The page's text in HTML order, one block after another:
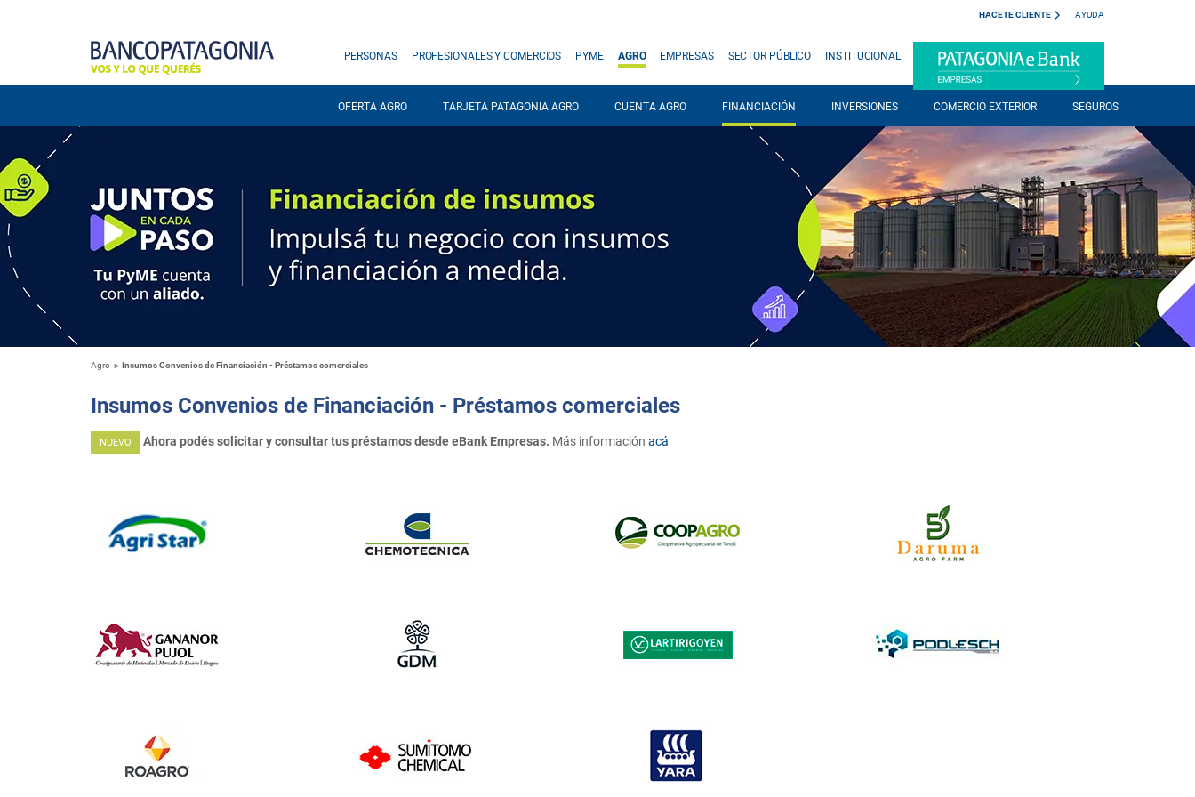
HACETE CLIENTE AYUDA
PERSONAS PROFESIONALES Y COMERCIOS PYME AGRO EMPRESAS SECTOR PÚBLICO INSTITUCIONAL
OFERTA AGRO TARJETA PATAGONIA AGRO CUENTA AGRO FINANCIACIÓN INVERSIONES COMERCIO EXTERIOR SEGUROS
Agro Insumos Convenios de Financiación - Préstamos comerciales
Insumos Convenios de Financiación - Préstamos comerciales
NUEVO Ahora podés solicitar y consultar tus préstamos desde eBank Empresas. Más información acá